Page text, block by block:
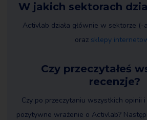
W jakich sektorach
Activlab działa głównie w sektorze (-
oraz sklepy
Czy przeczytałeś
recenzje?
Czy po przeczytaniu wszystkich opinii
pozytywne wrażenie o Activlab?